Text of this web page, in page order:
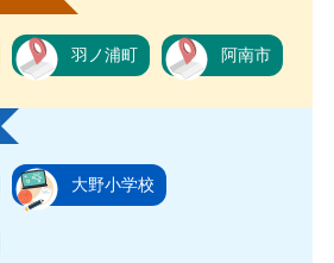
羽ノ浦町 阿南市
大野小学校